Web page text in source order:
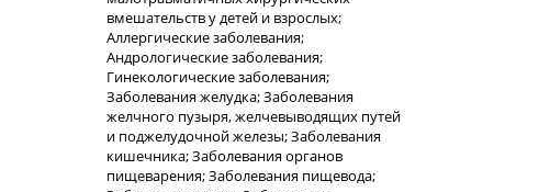
вмешательств у детей и взрослых;
Аллергические заболевания;
Андрологические заболевания;
Гинекологические заболевания;
Заболевания желудка; Заболевания
желчного пузыря, желчевыводящих путей
и поджелудочной железы; Заболевания
кишечника; Заболевания органов
пищеварения; Заболевания пищевода;